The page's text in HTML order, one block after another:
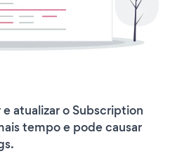
atualizar o Subscription
tempo e pode causar